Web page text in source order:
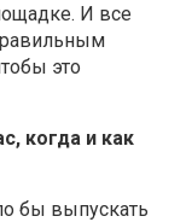
И все
это
когда и как
бы выпускать